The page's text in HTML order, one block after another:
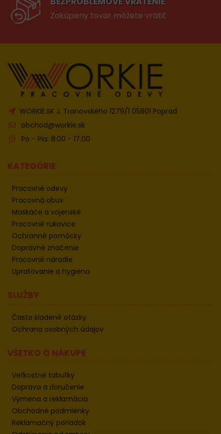
Zakúpeny tovar môžete vrátiť
WORKIE.SK J. Tranovského 1279/1 05801 Poprad
obchod@workie.sk
Po - Pia: 8:00 - 17:00
KATEGÓRIE
Pracovné odevy
Pracovná obuv
Maskáče a vojenské
Pracovné rukavice
Ochranné pomôcky
Dopravné značenie
Pracovné náradie
Upratovanie a hygiena
SLUŽBY
Často kladené otázky
Ochrana osobných údajov
VŠETKO O NÁKUPE
Veľkostné tabuľky
Doprava a doručenie
Výmena a reklamácia
Obchodné podmienky
Reklamačný poriadok